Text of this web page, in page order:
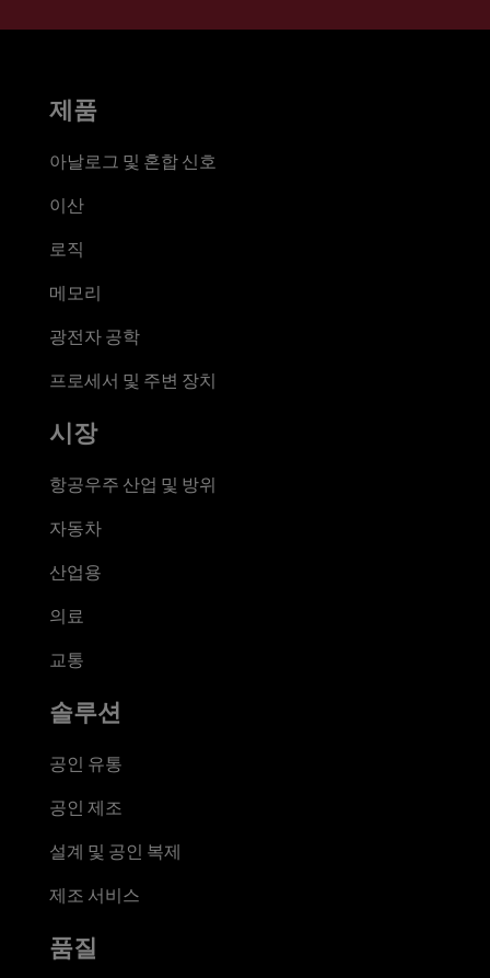
제품
아날로그 및 혼합 신호
이산
로직
메모리
광전자 공학
프로세서 및 주변 장치
시장
항공우주 산업 및 방위
자동차
산업용
의료
교통
솔루션
공인 유통
공인 제조
설계 및 공인 복제
제조 서비스
품질